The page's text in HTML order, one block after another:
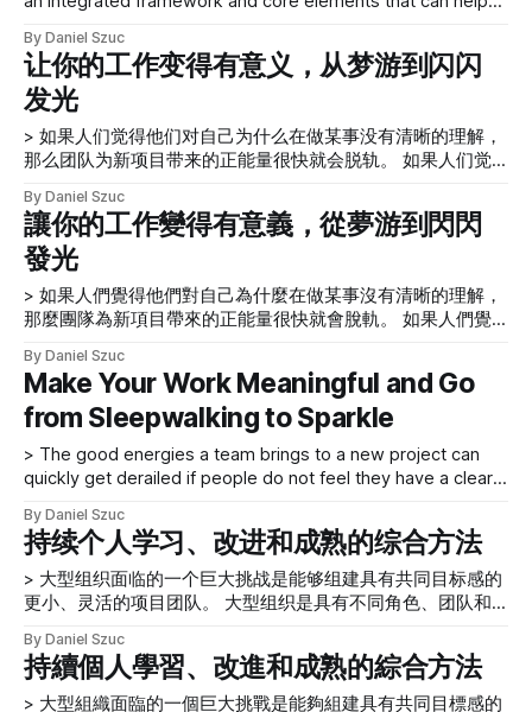
创建一种项目团队文化，在这种文化中，您为其设计的人出现
在您的日常项目讨论中，并且您在您制作的工件中忠实地代表
他们。 * 在一个开明的未来社会中，建立有助于人们、工作、
项
如何從卡住（我們稱之為 夢遊）轉變為流動或閃耀。我們將
描述您需要做什麼來分階段您的項目工作，並為相關人員提供
更好的有意義和成功的機會。 問題陳述 > 夢遊 閃耀 讓項目團
隊和 企業中的每個人都了解他們在創建易於理解的敘述方面
發揮著重要作用，如果企業要兌現為他們工作系統中的每個人
（包括領導、員工）提供有意義的工作的承諾，這一點很重
要、合作夥伴、供應商和客戶。那麼如何實現以下目標呢？ *
創建一種項目團隊文化，在這種文化中，您為其設計的人出現
在您的日常項目討論中，並且您在您製作的工件中忠實地代表
他們。 * 在一個開明的未來社會中，建立有助於人們、工作、
項
worked on, it’s easy to get caught up in meeting
deliverables—and the speed at which we need to deliver
them—and
By Daniel Szuc
让你的工作变得有意义，从梦游到闪闪
发光
> 如果人们觉得他们对自己为什么在做某事没有清晰的理解，
那么团队为新项目带来的正能量很快就会脱轨。 如果人们觉
项目带来的正能量很快就会脱轨。如果没有客户参与可以让我
们更好地了解他们的需求——无论是现在还是随着时间的推
移，意见战都会升级。团队通常会创建额外的功能来支持他们
自己的自我和意见，而不是根据客户实际需要的证据来证明他
们的理由。 有时，在一个项目中，人们会产生冲突，只会阻
碍一起制作有意义的事情。换句话说，不必要的和琐碎的争吵
会剥夺工作的乐趣并阻碍工作的产生。但为什么人们会制造这
样的冲突呢？ 也许以下因素中的一个、一些或全部困扰了您
的一个项目： * 团队没有收集或清楚地理解需求。 * 团队没有
正确定义产品的核心。 * 客户和项目目标之间的距离太大。 *
该组织已经花费了太多的钱来让项目失败。 * 团队根本不知道
如何相处。 所有这些因素都会造成一种恐惧和不确定的环
境，阻碍人们共同努力创造出色的产品和服务。 我们都应该
考虑项目的哪些要素，以帮助人们团结起来共同创造有意义的
事情？ 定义你所做的核心 对团队中的每个人
By Daniel Szuc
讓你的工作變得有意義，從夢游到閃閃
發光
> 如果人們覺得他們對自己為什麼在做某事沒有清晰的理解，
那麼團隊為新項目帶來的正能量很快就會脫軌。 如果人們覺
項目帶來的正能量很快就會脫軌。如果沒有客戶參與可以讓我
們更好地了解他們的需求——無論是現在還是隨著時間的推
移，意見戰都會升級。團隊通常會創建額外的功能來支持他們
自己的自我和意見，而不是根據客戶實際需要的證據來證明他
們的理由。 有時，在一個項目中，人們會產生衝突，只會阻
礙一起製作有意義的事情。換句話說，不必要的和瑣碎的爭吵
會剝奪工作的樂趣並阻礙工作的產生。但為什麼人們會製造這
樣的衝突呢？ 也許以下因素中的一個、一些或全部困擾了您
的一個項目： * 團隊沒有收集或清楚地理解需求。 * 團隊沒有
正確定義產品的核心。 * 客戶和項目目標之間的距離太大。 *
該組織已經花費了太多的錢來讓項目失敗。 * 團隊根本不知道
境，阻礙人們共同努力創造出色的產品和服務。 我們都應該
考慮項目的哪些要素，以幫助人們團結起來共同創造有意義的
事情？ 定義你所做的核心 對團隊中的每個人
By Daniel Szuc
Make Your Work Meaningful and Go
from Sleepwalking to Sparkle
> The good energies a team brings to a new project can
quickly get derailed if people do not feel they have a clear
good energies a team brings to a new project can quickly
get derailed if people do not
By Daniel Szuc
持续个人学习、改进和成熟的综合方法
> 大型组织面临的一个巨大挑战是能够组建具有共同目标感的
更小、灵活的项目团队。 大型组织是具有不同角色、团队和
需求，处理一系列工作和职能，并具有不同的背景和教育。组
织采用各种方法、技能、方法论、措施和奖励结构来实现其目
标。 大型组织面临的一个巨大挑战是能够组建具有共同目标
By Daniel Szuc
持續個人學習、改進和成熟的綜合方法
> 大型組織面臨的一個巨大挑戰是能夠組建具有共同目標感的